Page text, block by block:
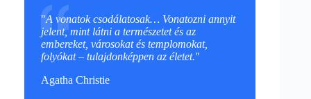
"A vonatok csodálatosak… Vonatozni annyit
jelent, mint látni a természetet és az
embereket, városokat és templomokat,
folyókat – tulajdonképpen az életet."
Agatha Christie